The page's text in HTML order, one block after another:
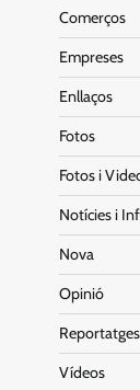
Comerços
Empreses
Enllaços
Fotos
Fotos i
Notícies i
Nova
Opinió
Reportatges
Vídeos